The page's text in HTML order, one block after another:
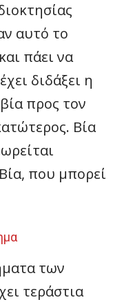
αυτό το
πάει να
διδάξει η
προς τον
Βία
που μπορεί
των
τεράστια